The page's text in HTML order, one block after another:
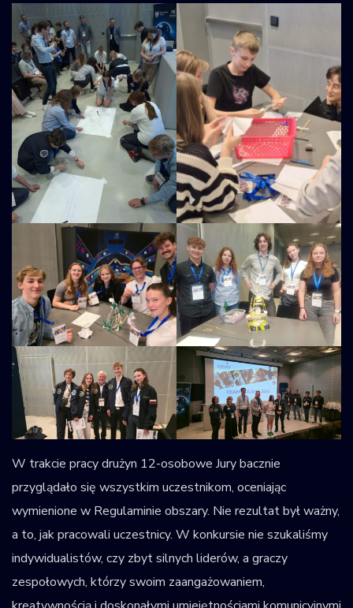
W trakcie pracy drużyn 12-osobowe Jury bacznie
przyglądało się wszystkim uczestnikom, oceniając
wymienione w Regulaminie obszary. Nie rezultat był ważny,
a to, jak pracowali uczestnicy. W konkursie nie szukaliśmy
indywidualistów, czy zbyt silnych liderów, a graczy
zespołowych, którzy swoim zaangażowaniem,